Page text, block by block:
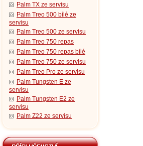
Palm TX ze servisu
Palm Treo 500 bílé ze
servisu
Palm Treo 500 ze servisu
Palm Treo 750 repas
Palm Treo 750 repas bílé
Palm Treo 750 ze servisu
Palm Treo Pro ze servisu
Palm Tungsten E ze
servisu
Palm Tungsten E2 ze
servisu
Palm Z22 ze servisu